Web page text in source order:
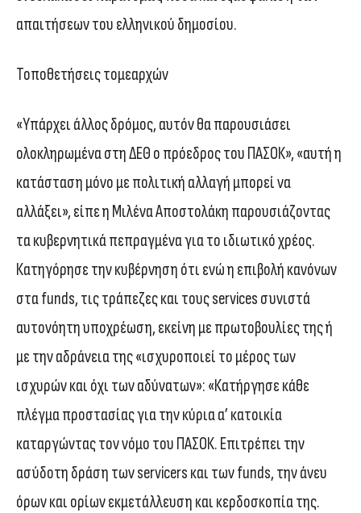
απαιτήσεων του ελληνικού δημοσίου.
Τοποθετήσεις τομεαρχών
«Υπάρχει άλλος δρόμος, αυτόν θα παρουσιάσει
ολοκληρωμένα στη ΔΕΘ ο πρόεδρος του ΠΑΣΟΚ», «αυτή η
κατάσταση μόνο με πολιτική αλλαγή μπορεί να
αλλάξει», είπε η Μιλένα Αποστολάκη παρουσιάζοντας
τα κυβερνητικά πεπραγμένα για το ιδιωτικό χρέος.
Κατηγόρησε την κυβέρνηση ότι ενώ η επιβολή κανόνων
στα funds, τις τράπεζες και τους services συνιστά
αυτονόητη υποχρέωση, εκείνη με πρωτοβουλίες της ή
με την αδράνεια της «ισχυροποιεί το μέρος των
ισχυρών και όχι των αδύνατων»: «Κατήργησε κάθε
πλέγμα προστασίας για την κύρια α’ κατοικία
καταργώντας τον νόμο του ΠΑΣΟΚ. Επιτρέπει την
ασύδοτη δράση των servicers και των funds, την άνευ
όρων και ορίων εκμετάλλευση και κερδοσκοπία της.